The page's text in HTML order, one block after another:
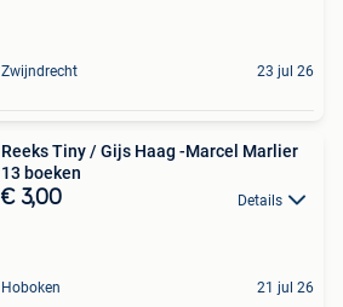
Zwijndrecht 23 jul 26
Reeks Tiny / Gijs Haag -Marcel Marlier
13 boeken
€ 3,00 Details
Hoboken 21 jul 26